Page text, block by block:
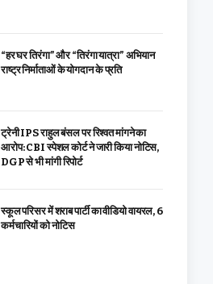
“हर घर तिरंगा” और “तिरंगा यात्रा” अभियान
राष्ट्र निर्माताओं के योगदान के प्रति
ट्रेनी IPS राहुल बंसल पर रिश्वत मांगने का
आरोप: CBI स्पेशल कोर्ट ने जारी किया नोटिस,
DGP से भी मांगी रिपोर्ट
स्कूल परिसर में शराब पार्टी का वीडियो वायरल, 6
कर्मचारियों को नोटिस